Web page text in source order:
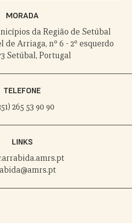
MORADA
da Região de Setúbal
de Arriaga, nº 6 - 2º esquerdo
Setúbal, Portugal
TELEFONE
265 53 90 90
LINKS